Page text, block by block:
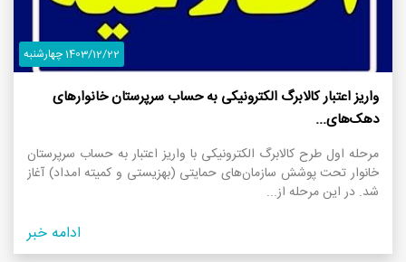
1403/12/22 چهارشنبه
واریز اعتبار کالابرگ الکترونیکی به حساب سرپرستان خانوار‌های
دهک‌های...
مرحله اول طرح کالابرگ الکترونیکی با واریز اعتبار به حساب سرپرستان
خانوار تحت پوشش سازمان‌های حمایتی (بهزیستی و کمیته امداد) آغاز
شد. در این مرحله از...
ادامه خبر